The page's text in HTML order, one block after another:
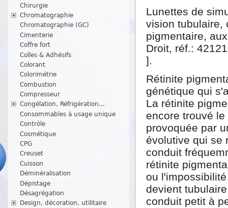
Chirurgie
Chromatographie
Chromatographie (GC)
Cimenterie
Coffre fort
Colles & Adhésifs
Colorant
Colorimétrie
Combustion
Compresseur
Congélation, Réfrigération...
Consommables à usage unique
Contrôle
Cosmétique
CPG
Creuset
Cuisson
Déminéralisation
Dépistage
Désagrégation
Design, décoration, utilitaire
Lunettes de
vision tubulaire,
pigmentaire,
Droit, réf.:
].
Rétinite
génétique qui
La rétinite
encore trouvé
provoquée par
évolutive qui se
conduit
rétinite
ou
devient
conduit petit à